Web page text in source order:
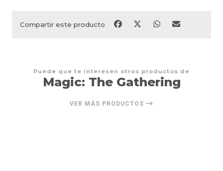
Compartir este producto
Puede que te interesen otros productos de
Magic: The Gathering
VER MÁS PRODUCTOS